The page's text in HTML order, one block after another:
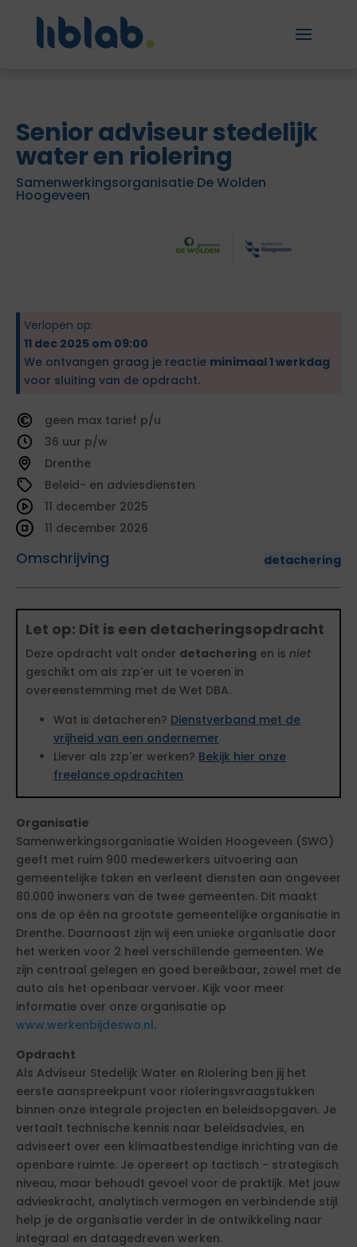
Senior adviseur stedelijk
water en riolering
Samenwerkingsorganisatie De Wolden
Hoogeveen
Verlopen op:
11 dec 2025 om 09:00
We ontvangen graag je reactie minimaal 1 werkdag
voor sluiting van de opdracht.
geen
tarief
36
Drenthe
Beleid- en adviesdiensten
Omschrijving detachering
11 december 2025
11 december 2026
Let op: Dit is een detacheringsopdracht
Deze opdracht valt onder detachering en is niet
geschikt om als zzp'er uit te voeren in
overeenstemming met de Wet DBA.
Wat is detacheren? Dienstverband met de
vrijheid van een ondernemer
Liever als zzp'er werken? Bekijk hier onze
freelance opdrachten
Organisatie
Samenwerkingsorganisatie Wolden Hoogeveen (SWO)
geeft met ruim 900 medewerkers uitvoering aan
gemeentelijke taken en verleent diensten aan ongeveer
80.000 inwoners van de twee gemeenten. Dit maakt
ons de op één na grootste gemeentelijke organisatie in
Drenthe. Daarnaast zijn wij een unieke organisatie door
het werken voor 2 heel verschillende gemeenten. We
zijn centraal gelegen en goed bereikbaar, zowel met de
auto als het openbaar vervoer. Kijk voor meer
informatie over onze organisatie op
www.werkenbijdeswo.nl.
Opdracht
Als Adviseur Stedelijk Water en Riolering ben jij het
eerste aanspreekpunt voor rioleringsvraagstukken
binnen onze integrale projecten en beleidsopgaven. Je
vertaalt technische kennis naar beleidsadvies, en
adviseert over een klimaatbestendige inrichting van de
openbare ruimte. Je opereert op tactisch - strategisch
niveau, maar behoudt gevoel voor de praktijk. Met jouw
advieskracht, analytisch vermogen en verbindende stijl
help je de organisatie verder in de ontwikkeling naar
integraal en datagedreven werken.